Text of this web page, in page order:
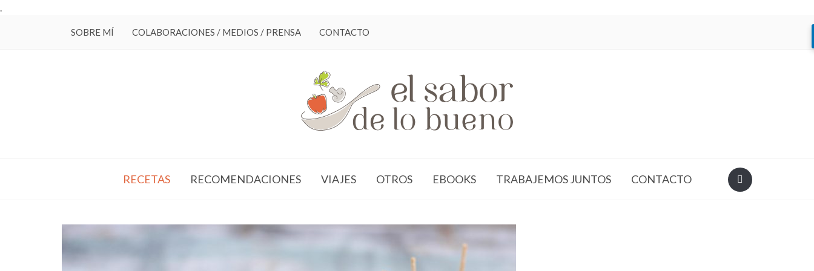
.
SOBRE MÍ COLABORACIONES / MEDIOS / PRENSA CONTACTO
RECETAS RECOMENDACIONES VIAJES OTROS EBOOKS TRABAJEMOS JUNTOS CONTACTO